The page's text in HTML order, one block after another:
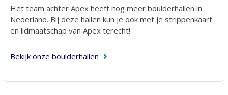
Het team achter Apex heeft nog meer boulderhallen in
Nederland. Bij deze hallen kun je ook met je strippenkaart
en lidmaatschap van Apex terecht!
Bekijk onze boulderhallen